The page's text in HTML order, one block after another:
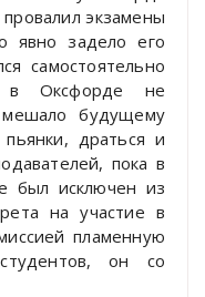
экзамены
явно задело его
самостоятельно
в Оксфорде не
будущему
пьянки, драться и
пока в
был исключен из
на участие в
пламенную
он со